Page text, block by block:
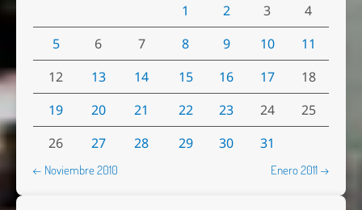
1
2 3
4
5
6 7 8 9 10
11
12
13 14 15 16 17
18
19
20 21 22 23 24
25
26
27 28 29 30 31
← Noviembre 2010 Enero 2011 →